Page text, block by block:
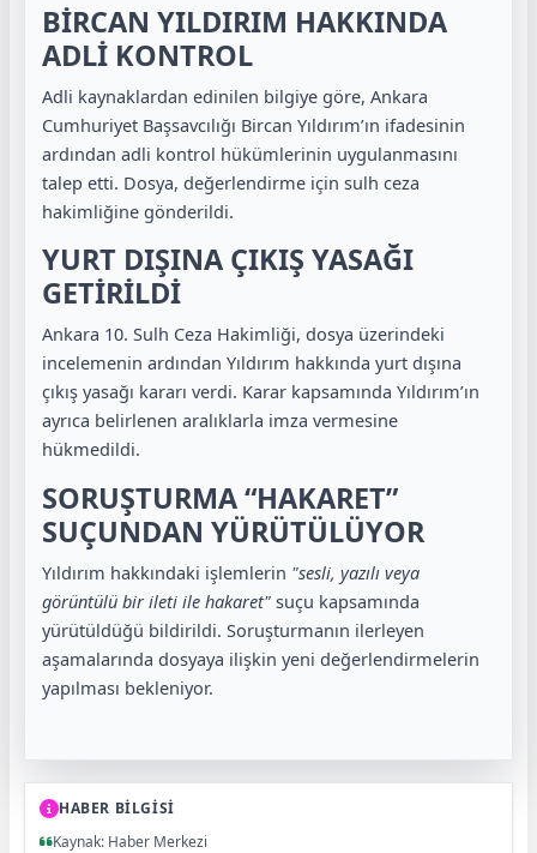
BİRCAN YILDIRIM HAKKINDA
ADLİ KONTROL
Adli kaynaklardan edinilen bilgiye göre, Ankara
Cumhuriyet Başsavcılığı Bircan Yıldırım’ın ifadesinin
ardından adli kontrol hükümlerinin uygulanmasını
talep etti. Dosya, değerlendirme için sulh ceza
hakimliğine gönderildi.
YURT DIŞINA ÇIKIŞ YASAĞI
GETİRİLDİ
Ankara 10. Sulh Ceza Hakimliği, dosya üzerindeki
incelemenin ardından Yıldırım hakkında yurt dışına
çıkış yasağı kararı verdi. Karar kapsamında Yıldırım’ın
ayrıca belirlenen aralıklarla imza vermesine
hükmedildi.
SORUŞTURMA “HAKARET”
SUÇUNDAN YÜRÜTÜLÜYOR
Yıldırım hakkındaki işlemlerin "sesli, yazılı veya
görüntülü bir ileti ile hakaret" suçu kapsamında
yürütüldüğü bildirildi. Soruşturmanın ilerleyen
aşamalarında dosyaya ilişkin yeni değerlendirmelerin
yapılması bekleniyor.
HABER BİLGİSİ
Kaynak: Haber Merkezi